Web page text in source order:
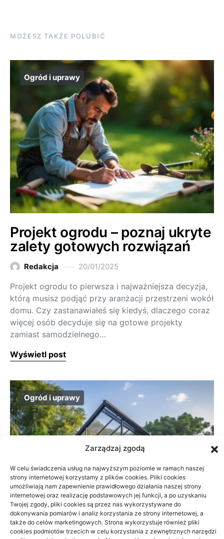
Zarządzaj zgodą
W celu świadczenia usług na najwyższym poziomie w ramach naszej
strony internetowej korzystamy z plików cookies. Pliki cookies
umożliwiają nam zapewnienie prawidłowego działania naszej strony
internetowej oraz realizację podstawowych jej funkcji, a po uzyskaniu
Twojej zgody, pliki cookies są przez nas wykorzystywane do
dokonywania pomiarów i analiz korzystania ze strony internetowej, a
także do celów marketingowych. Strona wykorzystuje również pliki
cookies podmiotów trzecich w celu korzystania z zewnętrznych narzędzi
MOŻESZ TAKŻE POLUBIĆ
Ogród i uprawy
Projekt ogrodu – poznaj ukryte
zalety gotowych rozwiązań
Redakcja 20/01/2025
Projekt ogrodu to pierwsza i najważniejsza decyzja,
którą musisz podjąć przy aranżacji przestrzeni wokół
domu. Czy zastanawiałeś się kiedyś, dlaczego coraz
więcej osób decyduje się na gotowe projekty
zamiast samodzielnego…
Wyświetl post
Ogród i uprawy